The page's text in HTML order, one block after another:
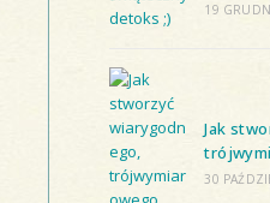
19
Jak
30